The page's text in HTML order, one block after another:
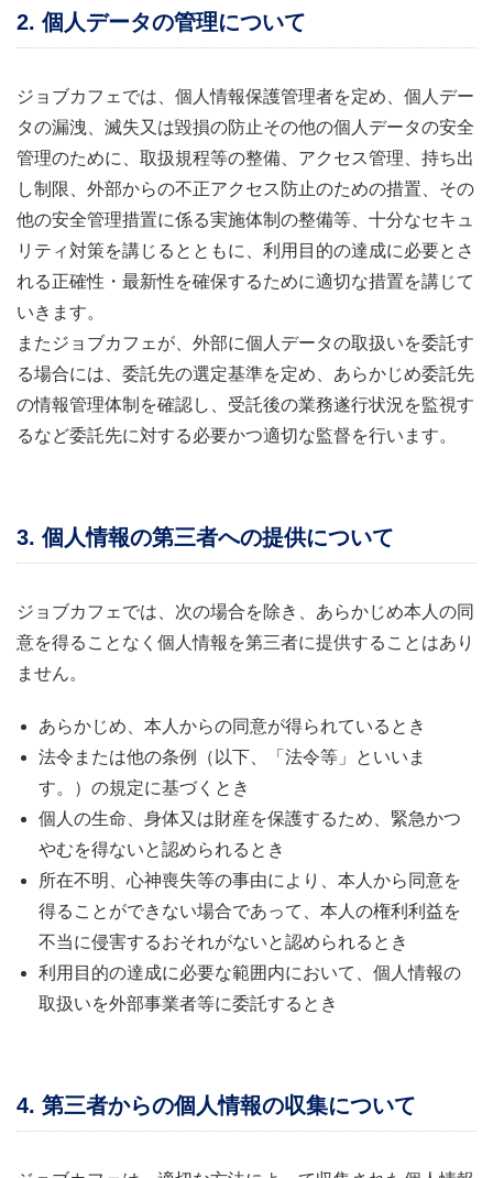
2. 個人データの管理について
ジョブカフェでは、個人情報保護管理者を定め、個人デー
タの漏洩、滅失又は毀損の防止その他の個人データの安全
管理のために、取扱規程等の整備、アクセス管理、持ち出
し制限、外部からの不正アクセス防止のための措置、その
他の安全管理措置に係る実施体制の整備等、十分なセキュ
リティ対策を講じるとともに、利用目的の達成に必要とさ
れる正確性・最新性を確保するために適切な措置を講じて
いきます。
またジョブカフェが、外部に個人データの取扱いを委託す
る場合には、委託先の選定基準を定め、あらかじめ委託先
の情報管理体制を確認し、受託後の業務遂行状況を監視す
るなど委託先に対する必要かつ適切な監督を行います。
3. 個人情報の第三者への提供について
ジョブカフェでは、次の場合を除き、あらかじめ本人の同
意を得ることなく個人情報を第三者に提供することはあり
ません。
あらかじめ、本人からの同意が得られているとき
法令または他の条例（以下、「法令等」といいま
す。）の規定に基づくとき
個人の生命、身体又は財産を保護するため、緊急かつ
やむを得ないと認められるとき
所在不明、心神喪失等の事由により、本人から同意を
得ることができない場合であって、本人の権利利益を
不当に侵害するおそれがないと認められるとき
利用目的の達成に必要な範囲内において、個人情報の
取扱いを外部事業者等に委託するとき
4. 第三者からの個人情報の収集について